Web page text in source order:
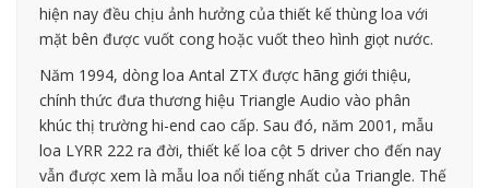
hiện nay đều chịu ảnh hưởng của thiết kế thùng loa với
mặt bên được vuốt cong hoặc vuốt theo hình giọt nước.
Năm 1994, dòng loa Antal ZTX được hãng giới thiệu,
chính thức đưa thương hiệu Triangle Audio vào phân
khúc thị trường hi-end cao cấp. Sau đó, năm 2001, mẫu
loa LYRR 222 ra đời, thiết kế loa cột 5 driver cho đến nay
vẫn được xem là mẫu loa nổi tiếng nhất của Triangle. Thế